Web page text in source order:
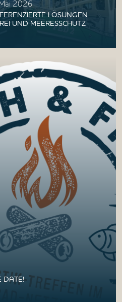
2026
LÖSUNGEN
UND MEERESSCHUTZ
DATE!